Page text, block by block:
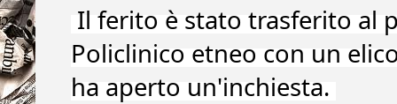
Il ferito è stato trasferito al
Policlinico etneo con un
ha aperto un'inchiesta.